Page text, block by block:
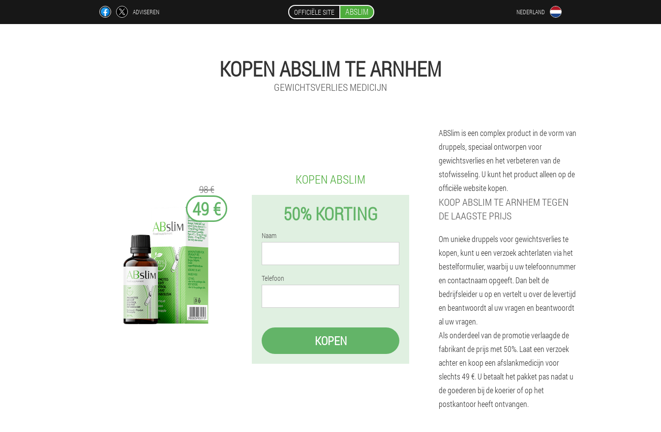
ADVISEREN OFFICIËLE SITE ABSLIM NEDERLAND
KOPEN ABSLIM TE ARNHEM
GEWICHTSVERLIES MEDICIJN
98 €
49 €
KOPEN ABSLIM
50% KORTING
Naam
Telefoon
KOPEN
ABSlim is een complex product in de vorm van
druppels, speciaal ontworpen voor
gewichtsverlies en het verbeteren van de
stofwisseling. U kunt het product alleen op de
officiële website kopen.
KOOP ABSLIM TE ARNHEM TEGEN
DE LAAGSTE PRIJS
Om unieke druppels voor gewichtsverlies te
kopen, kunt u een verzoek achterlaten via het
bestelformulier, waarbij u uw telefoonnummer
en contactnaam opgeeft. Dan belt de
bedrijfsleider u op en vertelt u over de levertijd
en beantwoordt al uw vragen en beantwoordt
al uw vragen.
Als onderdeel van de promotie verlaagde de
fabrikant de prijs met 50%. Laat een verzoek
achter en koop een afslankmedicijn voor
slechts 49 €. U betaalt het pakket pas nadat u
de goederen bij de koerier of op het
postkantoor heeft ontvangen.